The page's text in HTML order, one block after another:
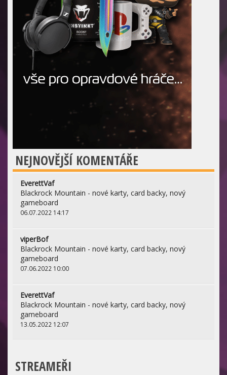
NEJNOVĚJŠÍ KOMENTÁŘE
EverettVaf
Blackrock Mountain - nové karty, card backy, nový
gameboard
06.07.2022 14:17
viperBof
Blackrock Mountain - nové karty, card backy, nový
gameboard
07.06.2022 10:00
EverettVaf
Blackrock Mountain - nové karty, card backy, nový
gameboard
13.05.2022 12:07
STREAMEŘI